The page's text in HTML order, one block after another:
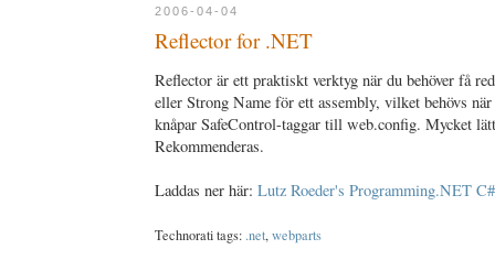
2006-04-04
Reflector for .NET
Reflector är ett praktiskt verktyg när du behöver få
eller Strong Name för ett assembly, vilket behövs
knåpar SafeControl-taggar till web.config. Mycket
Rekommenderas.
Laddas ner här: Lutz Roeder's Programming.NET
Technorati tags: .net, webparts